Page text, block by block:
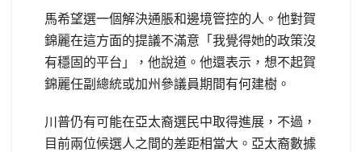
馬希望選一個解決通脹和邊境管控的人。他對賀
錦麗在這方面的提議不滿意「我覺得她的政策沒
有穩固的平台」，他說道。他還表示，想不起賀
錦麗任副總統或加州參議員期間有何建樹。
川普仍有可能在亞太裔選民中取得進展，不過，
目前兩位候選人之間的差距相當大。亞太裔數據